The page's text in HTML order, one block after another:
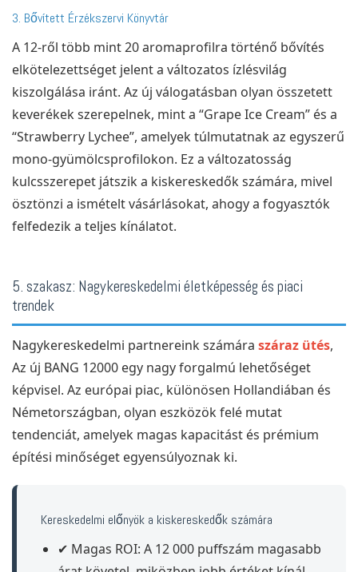
3. Bővített Érzékszervi Könyvtár
A 12-ről több mint 20 aromaprofilra történő bővítés
elkötelezettséget jelent a változatos ízlésvilág
kiszolgálása iránt. Az új válogatásban olyan összetett
keverékek szerepelnek, mint a “Grape Ice Cream” és a
“Strawberry Lychee”, amelyek túlmutatnak az egyszerű
mono-gyümölcsprofilokon. Ez a változatosság
kulcsszerepet játszik a kiskereskedők számára, mivel
ösztönzi a ismételt vásárlásokat, ahogy a fogyasztók
felfedezik a teljes kínálatot.
5. szakasz: Nagykereskedelmi életképesség és piaci
trendek
Nagykereskedelmi partnereink számára száraz ütés,
Az új BANG 12000 egy nagy forgalmú lehetőséget
képvisel. Az európai piac, különösen Hollandiában és
Németországban, olyan eszközök felé mutat
tendenciát, amelyek magas kapacitást és prémium
építési minőséget egyensúlyoznak ki.
Kereskedelmi előnyök a kiskereskedők számára
✔ Magas ROI: A 12 000 puffszám magasabb